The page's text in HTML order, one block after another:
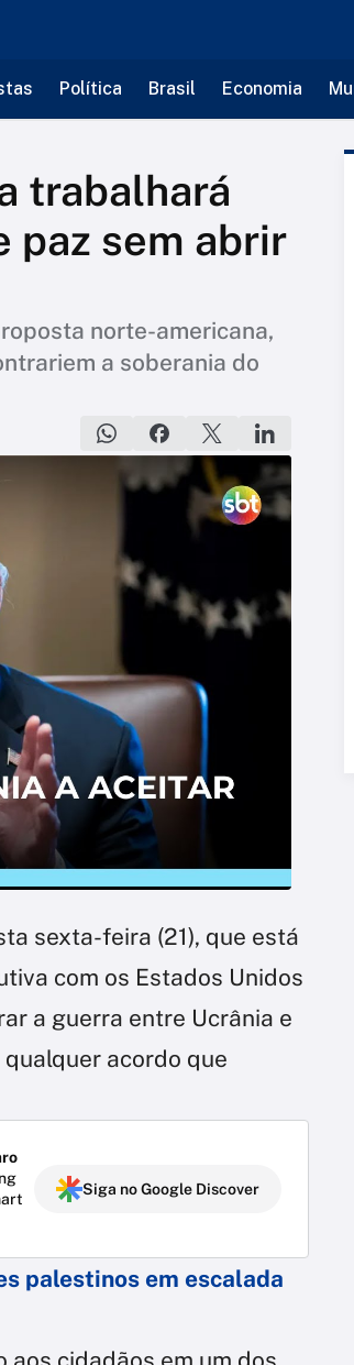
Política Brasil Economia
trabalhará
paz sem abrir
norte-americana,
a soberania do
sexta-feira (21), que está
com os Estados Unidos
a guerra entre Ucrânia e
acordo que
Siga no Google Discover
palestinos em escalada
aos cidadãos em um dos